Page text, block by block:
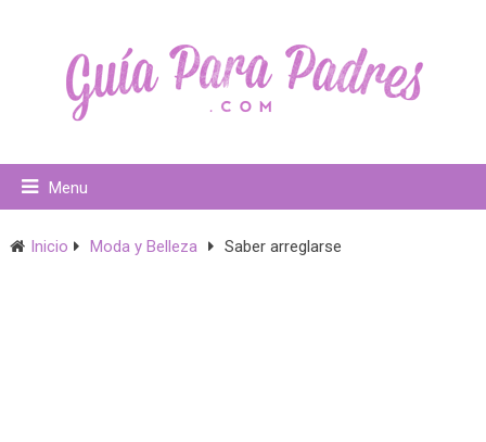
Menu
Inicio Moda y Belleza Saber arreglarse